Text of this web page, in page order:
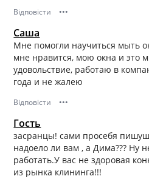
Відповісти •••
Саша
Мне помогли научиться мыть
мне нравится, мою окна и это
удовольствие, работаю в
года и не жалею
Відповісти •••
Гость
засранцы! сами просебя
надоело ли вам , а Дима??? Ну
работать.У вас не здоровая
из рынка клининга!!!